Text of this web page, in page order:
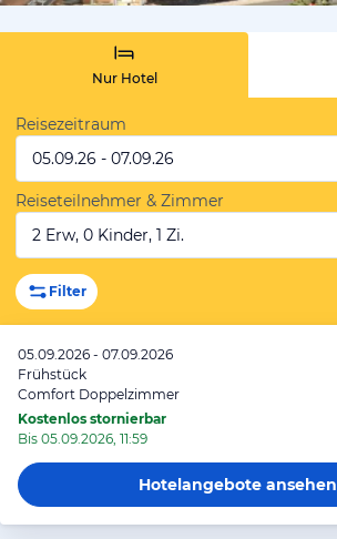
Nur Hotel
Reisezeitraum
05.09.26 - 07.09.26
Reiseteilnehmer & Zimmer
2 Erw, 0 Kinder, 1 Zi.
Filter
05.09.2026 - 07.09.2026
Frühstück
Comfort Doppelzimmer
Kostenlos stornierbar
Bis 05.09.2026, 11:59
Hotelangeboteansehen